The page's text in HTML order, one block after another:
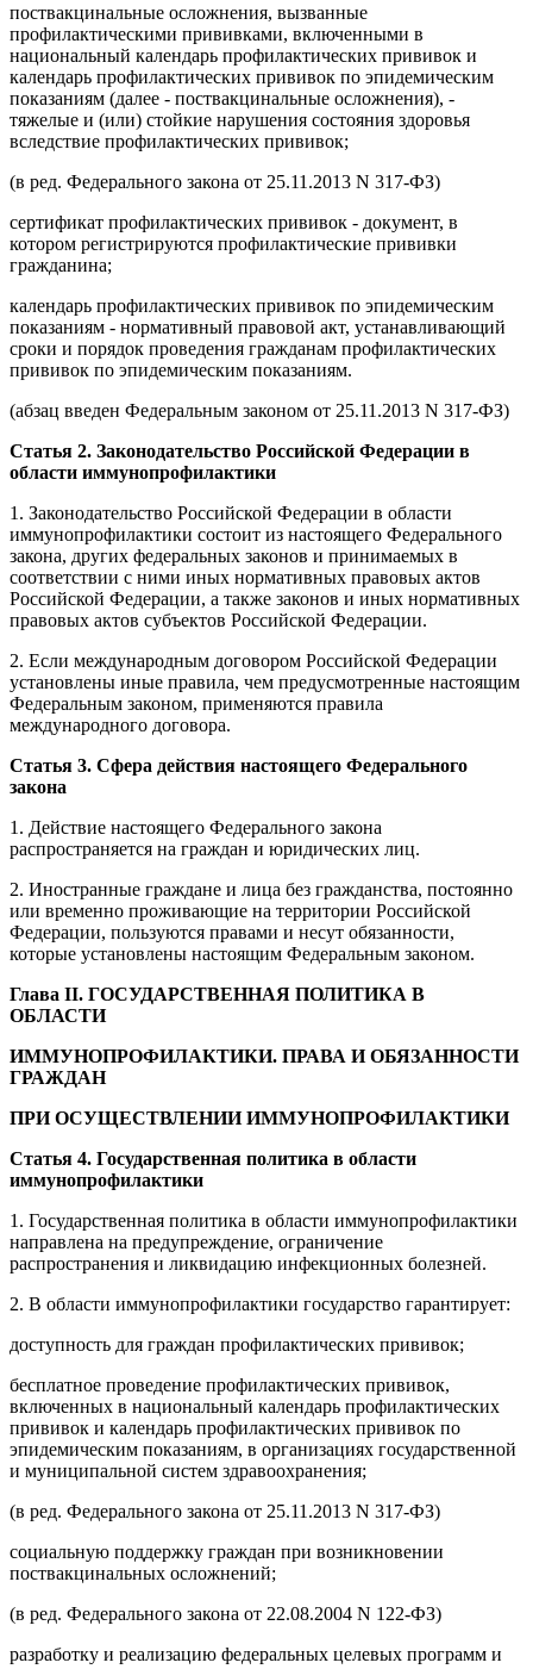
поствакцинальные осложнения, вызванные
профилактическими прививками, включенными в
национальный календарь профилактических прививок и
календарь профилактических прививок по эпидемическим
показаниям (далее - поствакцинальные осложнения), -
тяжелые и (или) стойкие нарушения состояния здоровья
вследствие профилактических прививок;
(в ред. Федерального закона от 25.11.2013 N 317-ФЗ)
сертификат профилактических прививок - документ, в
котором регистрируются профилактические прививки
гражданина;
календарь профилактических прививок по эпидемическим
показаниям - нормативный правовой акт, устанавливающий
сроки и порядок проведения гражданам профилактических
прививок по эпидемическим показаниям.
(абзац введен Федеральным законом от 25.11.2013 N 317-ФЗ)
Статья 2. Законодательство Российской Федерации в
области иммунопрофилактики
1. Законодательство Российской Федерации в области
иммунопрофилактики состоит из настоящего Федерального
закона, других федеральных законов и принимаемых в
соответствии с ними иных нормативных правовых актов
Российской Федерации, а также законов и иных нормативных
правовых актов субъектов Российской Федерации.
2. Если международным договором Российской Федерации
установлены иные правила, чем предусмотренные настоящим
Федеральным законом, применяются правила
международного договора.
Статья 3. Сфера действия настоящего Федерального
закона
1. Действие настоящего Федерального закона
распространяется на граждан и юридических лиц.
2. Иностранные граждане и лица без гражданства, постоянно
или временно проживающие на территории Российской
Федерации, пользуются правами и несут обязанности,
которые установлены настоящим Федеральным законом.
Глава II. ГОСУДАРСТВЕННАЯ ПОЛИТИКА В
ОБЛАСТИ
ИММУНОПРОФИЛАКТИКИ. ПРАВА И ОБЯЗАННОСТИ
ГРАЖДАН
ПРИ ОСУЩЕСТВЛЕНИИ ИММУНОПРОФИЛАКТИКИ
Статья 4. Государственная политика в области
иммунопрофилактики
1. Государственная политика в области иммунопрофилактики
направлена на предупреждение, ограничение
распространения и ликвидацию инфекционных болезней.
2. В области иммунопрофилактики государство гарантирует:
доступность для граждан профилактических прививок;
бесплатное проведение профилактических прививок,
включенных в национальный календарь профилактических
прививок и календарь профилактических прививок по
эпидемическим показаниям, в организациях государственной
и муниципальной систем здравоохранения;
(в ред. Федерального закона от 25.11.2013 N 317-ФЗ)
социальную поддержку граждан при возникновении
поствакцинальных осложнений;
(в ред. Федерального закона от 22.08.2004 N 122-ФЗ)
разработку и реализацию федеральных целевых программ и